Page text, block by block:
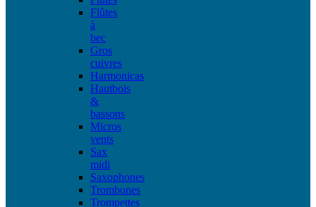
Flûtes
à
bec
Gros
cuivres
Harmonicas
Hautbois
&
bassons
Micros
vents
Sax
midi
Saxophones
Trombones
Trompettes